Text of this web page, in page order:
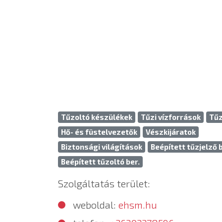
Tűzoltó készülékek Tűzi vízforrások
Hő- és füstelvezetők
Vészkijáratok
Biztonsági világítások
Beépített tűzjelző
Beépített tűzoltó ber.
Szolgáltatás terület:
weboldal: ehsm.hu